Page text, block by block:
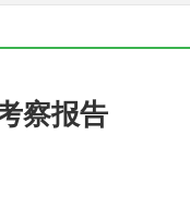
察报告